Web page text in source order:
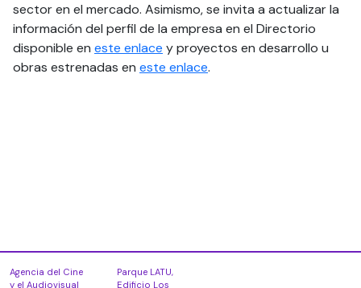
sector en el mercado. Asimismo, se invita a actualizar la
información del perfil de la empresa en el Directorio
disponible en este enlace y proyectos en desarrollo u
obras estrenadas en este enlace.
Agencia del Cine
y el Audiovisual
Parque LATU,
Edificio Los